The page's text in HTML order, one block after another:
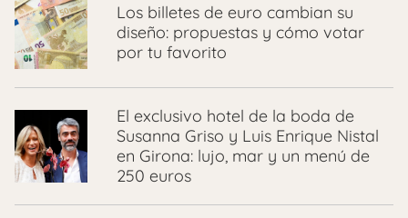
Los billetes de euro cambian su
diseño: propuestas y cómo votar
por tu favorito
El exclusivo hotel de la boda de
Susanna Griso y Luis Enrique Nistal
en Girona: lujo, mar y un menú de
250 euros